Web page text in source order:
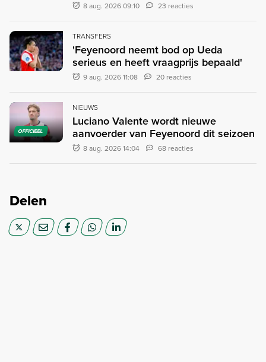
8 aug. 2026 09:10 23 reacties
TRANSFERS
'Feyenoord neemt bod op Ueda
serieus en heeft vraagprijs bepaald'
9 aug. 2026 11:08 20 reacties
OFFICIEEL
NIEUWS
Luciano Valente wordt nieuwe
aanvoerder van Feyenoord dit seizoen
8 aug. 2026 14:04 68 reacties
Delen